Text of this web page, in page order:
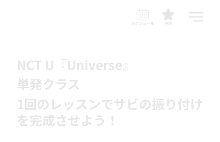
予約
スケジュール
NCT U『Universe』
単発クラス
1回のレッスンでサビの振り付け
を完成させよう！